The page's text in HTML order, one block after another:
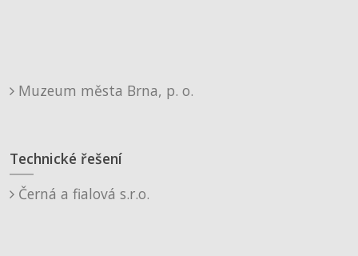
Muzeum města Brna, p. o.
Technické řešení
Černá a fialová s.r.o.